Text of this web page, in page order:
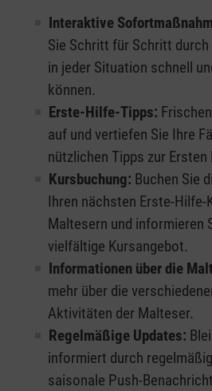
Interaktive
Sie Schritt für Schritt
in jeder Situation schnell
können.
Erste-Hilfe-Tipps:
auf und vertiefen Sie Ihre
nützlichen Tipps zur Ersten
Kursbuchung: Buchen Sie
Ihren nächsten Erste-Hilfe-
Maltesern und informieren
vielfältige Kursangebot.
Informationen über die
mehr über die
Aktivitäten der Malteser.
Regelmäßige Updates:
informiert durch
saisonale Push-